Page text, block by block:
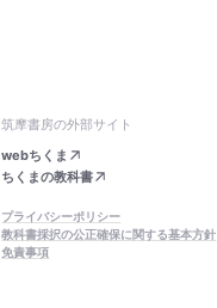
筑摩書房の外部サイト
webちくま
ちくまの教科書
プライバシーポリシー
教科書採択の公正確保に関する基本方針
免責事項